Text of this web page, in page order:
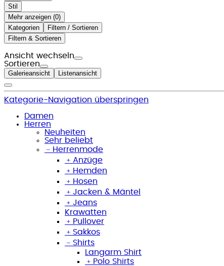
Stil
Mehr anzeigen ( )
Kategorien
Filtern / Sortieren
Filtern & Sortieren
Ansicht wechseln
Sortieren
Galerieansicht Listenansicht
Kategorie-Navigation überspringen
Damen
Herren
Neuheiten
Sehr beliebt
﹣ Herrenmode
﹢ Anzüge
﹢ Hemden
﹢ Hosen
﹢ Jacken & Mäntel
﹢ Jeans
Krawatten
﹢ Pullover
﹢ Sakkos
﹣ Shirts
Langarm Shirt
﹢ Polo Shirts